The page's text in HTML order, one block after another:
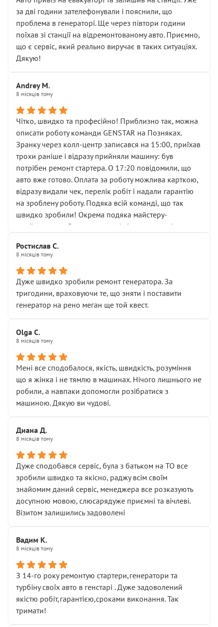
чіткого пояснення
( ну все зняли та доробили) дякую!
Окремий момент, який виглядає абсурдно:
мені заявили, що бачок гальмівної рідини потрібно
міняти разом із головним гальмівним циліндром у
Для людини, яка хоча б трохи розуміється на техніці,
це звучить як мінімум непрофесійно, а як максимум —
спроба продати дорогий вузол замість елементарних
ущільнювачів.
Що прикро — це не перший мій візит. Раніше міняв у
вас стартер, і тоді сервіс наче справив хороше
враження. Але згодом знайшов декілька гайок під
лобовим склом. Мені пояснили, що це “старі гайки, які
відкручували”, і попросили не хвилюватися. ( надіюсь
новий власник, не застяг в полі))
Але після нинішнього візиту такі дрібниці вже не
здаються дрібницями.
Я — клієнт, який працює на довірі, і саме її цей сервіс
Хотілося б більше:
• належної уваги до авто
• прозорості в роботах і рахунках
• реальної діагностики, а не формального
“подивились і поїхав”
На жаль, складається враження, що сервіс працює не
Стосовно комунікації - все добре
за дві години зателефонували і пояснили, що
проблема в генераторі. Ще через півтори години
поїхав зі станції на відремонтованому авто. Приємно,
що є сервіс, який реально виручає в таких ситуаціях.
Дякую!
Andrey M.
8 місяців тому
Чітко, швидко та професійно! Приблизно так, можна
описати роботу команди GENSTAR на Позняках.
Зранку через колл-центр записався на 15:00, приїхав
трохи раніше і відразу прийняли машину: був
потрібен ремонт стартера. О 17:20 повідомили, що
авто вже готово. Оплата за роботу можлива карткою,
відразу видали чек, перелік робіт і надали гарантію
на зроблену роботу. Подяка всій команді, що так
швидко зробили! Окрема подяка майстеру-
приймальнику Олександру: всі чітко та по суті.
звертатися до цього автосервісу.
Ростислав С.
8 місяців тому
Дуже швидко зробили ремонт генератора. За
тригодини, враховуючи те, що зняти і поставити
генератор на рено меган ще той квест.
Olga С.
8 місяців тому
Мені все сподобалося, якість, швидкість, розуміння
що я жінка і не тямлю в машинах. Нічого лишнього не
робили, а навпаки допомогли розібратися з
машиною. Дякую ви чудові.
Диана Д.
8 місяців тому
Дуже сподобався сервіс, була з батьком на ТО все
зробили швидко та якісно, раджу всім своїм
знайомим даний сервіс, менеджера все розказують
досупною мовою, слюсарядуже приємні та вічлеві.
Візитом залишились задоволені
Вадим К.
8 місяців тому
З 14-го року ремонтую стартери,генератори та
турбіну своїх авто в генстарі . Дуже задоволений
якістю робіт,гарантією,сроками виконання. Так
тримати!